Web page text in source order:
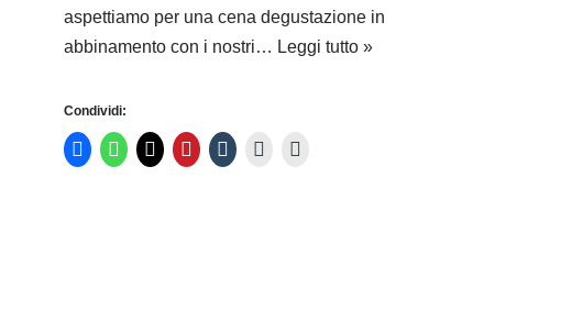
aspettiamo per una cena degustazione in
abbinamento con i nostri… Leggi tutto »
Condividi: